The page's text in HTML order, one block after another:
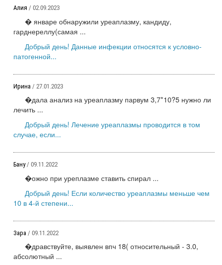
Алия / 02.09.2023
� январе обнаружили уреаплазму, кандиду,
гарднереллу(самая ...
Добрый день! Данные инфекции относятся к условно-
патогенной...
Ирина / 27.01.2023
�дала анализ на уреаплазму парвум 3,7*10?5 нужно ли
лечить ...
Добрый день! Лечение уреаплазмы проводится в том
случае, если...
Бану/ 09.11.2022
�ожно при уреплазме ставить спирал ...
Добрый день! Если количество уреаплазмы меньше чем
10 в 4-й степени...
Зара / 09.11.2022
�дравствуйте, выявлен впч 18( относительный - 3.0,
абсолютный ...